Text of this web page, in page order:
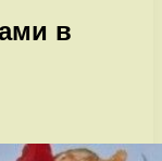
в